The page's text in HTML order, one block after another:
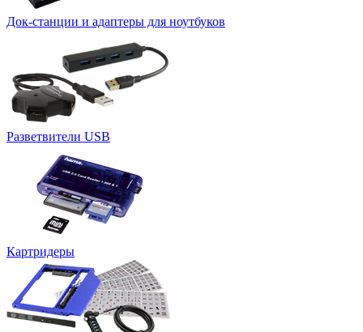
Док-станции и адаптеры для ноутбуков
Разветвители USB
Картридеры